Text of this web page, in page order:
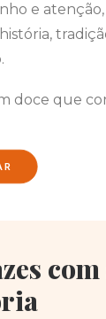
e
doce que